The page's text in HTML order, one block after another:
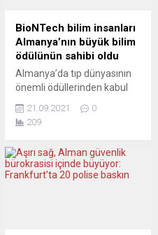
BioNTech bilim insanları
Almanya’nın büyük bilim
ödülünün sahibi oldu
Almanya’da tıp dünyasının
önemli ödüllerinden kabul
Ludwig Darmstaedter 2022
Ödülü” koronavirüs (Covid-
Özlem Türeci, Prof. Dr. Uğur
Şahin ve Prof. Dr. Katalin
21.09.2021
0
209